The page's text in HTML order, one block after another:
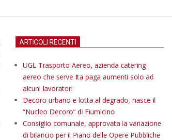
ARTICOLI RECENTI
UGL Trasporto Aereo, azienda catering
aereo che serve Ita paga aumenti solo ad
alcuni lavoratori
Decoro urbano e lotta al degrado, nasce il
“Nucleo Decoro” di Fiumicino
Consiglio comunale, approvata la variazione
di bilancio per il Piano delle Opere Pubbliche